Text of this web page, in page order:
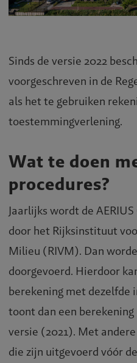
Sinds de versie 2022
voorgeschreven in de
als het te gebruiken
toestemmingverlening.
Wat te doen
procedures?
Jaarlijks wordt de
door het Rijksinstituut
Milieu (RIVM). Dan
doorgevoerd. Hierdoor
berekening met dezelfde
toont dan een
versie (2021). Met
die zijn uitgevoerd vóór